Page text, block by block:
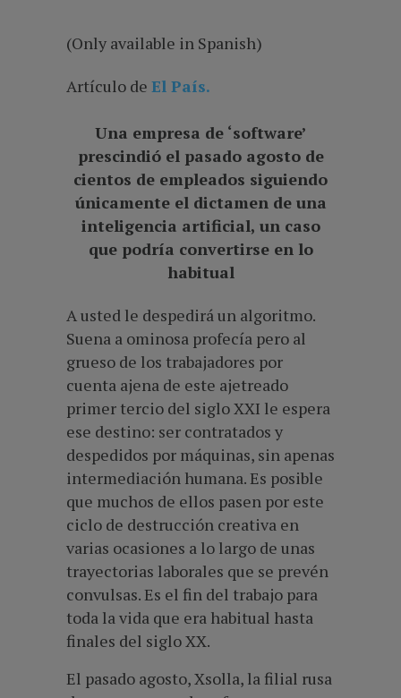
(Only available in Spanish)
Artículo de El País.
Una empresa de ‘software’
prescindió el pasado agosto de
cientos de empleados siguiendo
únicamente el dictamen de una
inteligencia artificial, un caso
que podría convertirse en lo
habitual
A usted le despedirá un algoritmo.
Suena a ominosa profecía pero al
grueso de los trabajadores por
cuenta ajena de este ajetreado
primer tercio del siglo XXI le espera
ese destino: ser contratados y
despedidos por máquinas, sin apenas
intermediación humana. Es posible
que muchos de ellos pasen por este
ciclo de destrucción creativa en
varias ocasiones a lo largo de unas
trayectorias laborales que se prevén
convulsas. Es el fin del trabajo para
toda la vida que era habitual hasta
finales del siglo XX.
El pasado agosto, Xsolla, la filial rusa